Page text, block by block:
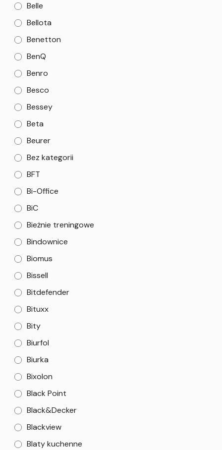
Belle
Bellota
Benetton
BenQ
Benro
Besco
Bessey
Beta
Beurer
Bez kategorii
BFT
Bi-Office
BiC
Bieżnie treningowe
Bindownice
Biomus
Bissell
Bitdefender
Bituxx
Bity
Biurfol
Biurka
Bixolon
Black Point
Black&Decker
Blackview
Blaty kuchenne